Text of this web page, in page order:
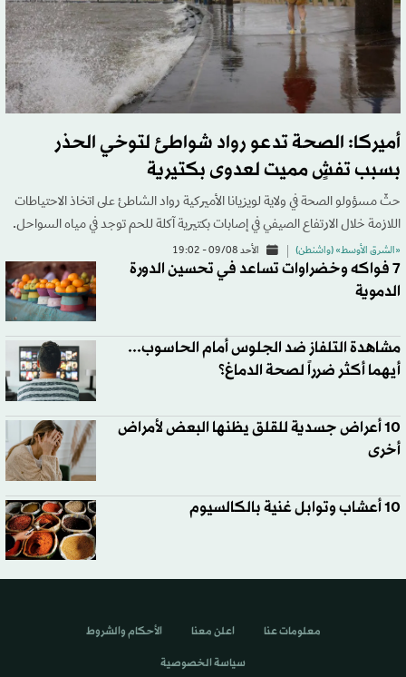
أميركا: الصحة تدعو رواد شواطئ لتوخي الحذر
بسبب تفشٍ مميت لعدوى بكتيرية
حثّ مسؤولو الصحة في ولاية لويزيانا الأميركية رواد الشاطئ على اتخاذ الاحتياطات
اللازمة خلال الارتفاع الصيفي في إصابات بكتيرية آكلة للحم توجد في مياه السواحل.
«الشرق الأوسط» (واشنطن) الأحد 09/08 - 19:02
7 فواكه وخضراوات تساعد في تحسين الدورة
الدموية
مشاهدة التلفاز ضد الجلوس أمام الحاسوب...
أيهما أكثر ضرراً لصحة الدماغ؟
10 أعراض جسدية للقلق يظنها البعض لأمراض
أخرى
10 أعشاب وتوابل غنية بالكالسيوم
معلومات عنا اعلن معنا الأحكام والشروط
سياسة الخصوصية